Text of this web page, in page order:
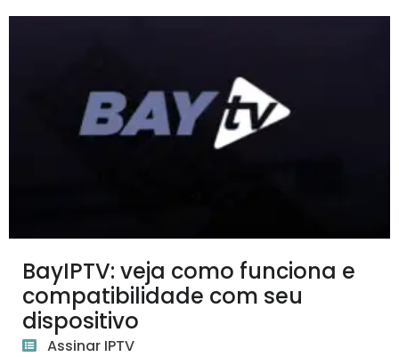
BayIPTV: veja como funciona e
compatibilidade com seu
dispositivo
Assinar IPTV